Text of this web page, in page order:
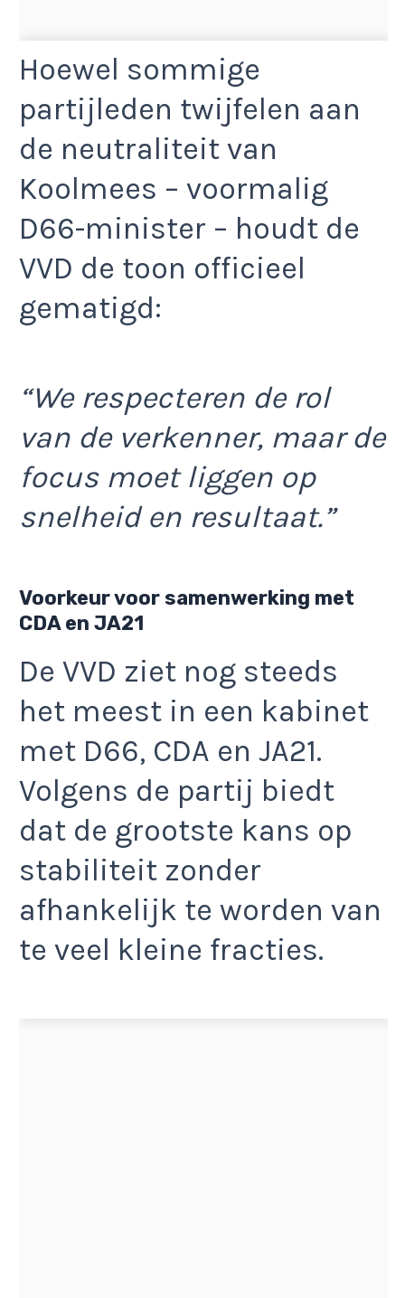
Hoewel sommige
partijleden twijfelen aan
de neutraliteit van
Koolmees – voormalig
D66-minister – houdt de
VVD de toon officieel
gematigd:
“We respecteren de rol
van de verkenner, maar de
focus moet liggen op
snelheid en resultaat.”
Voorkeur voor samenwerking met
CDA en JA21
De VVD ziet nog steeds
het meest in een kabinet
met D66, CDA en JA21.
Volgens de partij biedt
dat de grootste kans op
stabiliteit zonder
afhankelijk te worden van
te veel kleine fracties.